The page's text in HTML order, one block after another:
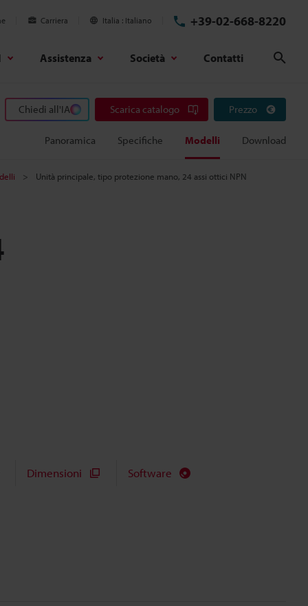
Carriera Italia Italiano +39-02-668-8220
Assistenza Società Contatti
Chiedi all'IA Scarica catalogo Prezzo
Panoramica Specifiche Modelli Download
Unità principale, tipo protezione mano, 24 assi ottici NPN
Dimensioni Software